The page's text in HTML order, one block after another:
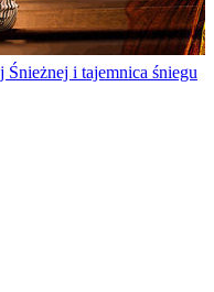
i tajemnica śniegu